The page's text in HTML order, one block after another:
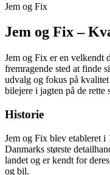
Jem og Fix
Jem og Fix –
Jem og Fix er en velkendt
fremragende sted at finde
udvalg og fokus på
bilejere i jagten på de rette
Historie
Jem og Fix blev etableret i
Danmarks største
landet og er kendt for
og bil.